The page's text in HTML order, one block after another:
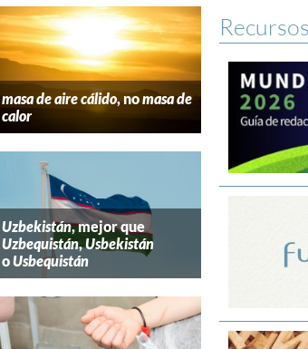
masa de aire cálido, nomasa de
calor
Uzbekistán, mejor que
Uzbequistán,Usbekistán
oUsbequistán
Recursos